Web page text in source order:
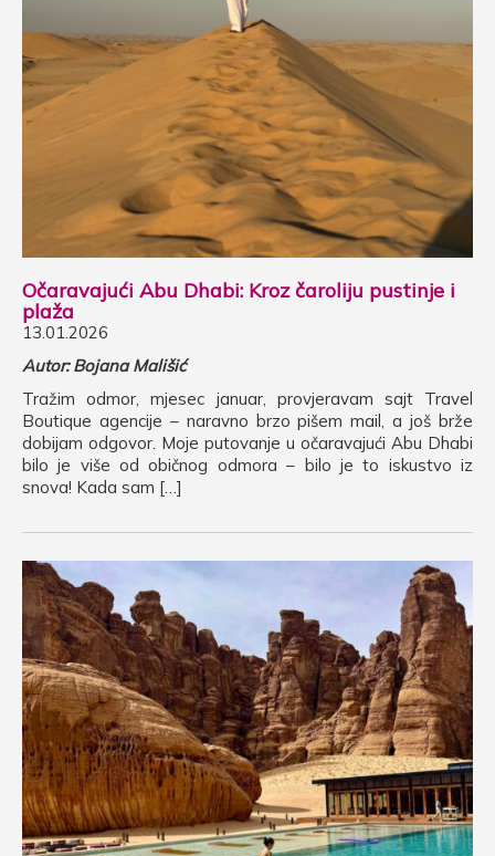
Očaravajući Abu Dhabi: Kroz čaroliju pustinje i
plaža
13.01.2026
Autor: Bojana Mališić
Tražim odmor, mjesec januar, provjeravam sajt Travel
Boutique agencije – naravno brzo pišem mail, a još brže
dobijam odgovor. Moje putovanje u očaravajući Abu Dhabi
bilo je više od običnog odmora – bilo je to iskustvo iz
snova! Kada sam […]